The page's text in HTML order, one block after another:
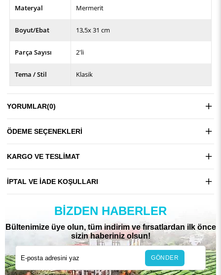
Materyal Mermerit
Boyut/Ebat 13,5x 31 cm
Parça Sayısı 2'li
Tema / Stil Klasik
YORUMLAR(0)
ÖDEME SEÇENEKLERI
KARGO VE TESLIMAT
İPTAL VE İADE KOŞULLARI
BIZDEN HABERLER
Bültenimize üye olun, tüm indirim ve fırsatlardan ilk önce
sizin haberiniz olsun!
GÖNDER